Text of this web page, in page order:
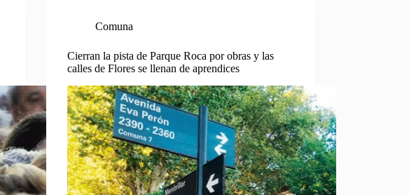
Comuna
Cierran la pista de Parque Roca por obras y las
calles de Flores se llenan de aprendices